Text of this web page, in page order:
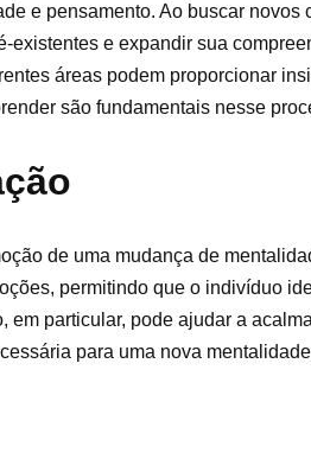
e pensamento. Ao buscar novos
e expandir sua
áreas podem proporcionar
são fundamentais nesse
de uma mudança de
permitindo que o indivíduo
particular, pode ajudar a
para uma nova